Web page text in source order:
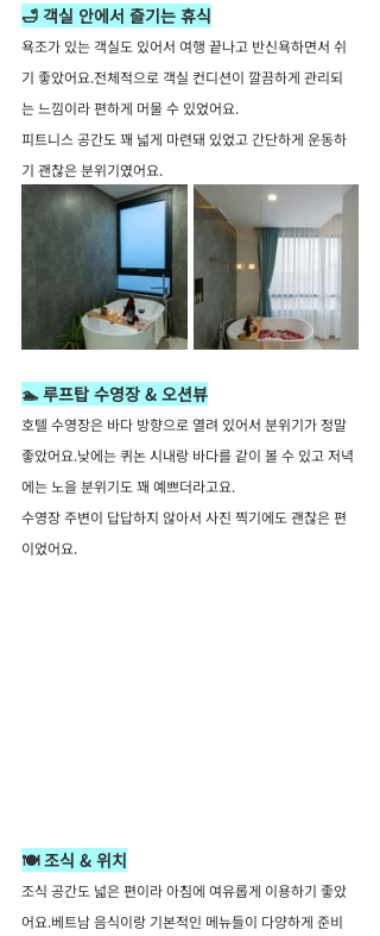
🛁 객실 안에서 즐기는 휴식
욕조가 있는 객실도 있어서 여행 끝나고 반신욕하면서 쉬
기 좋았어요.전체적으로 객실 컨디션이 깔끔하게 관리되
는 느낌이라 편하게 머물 수 있었어요.
피트니스 공간도 꽤 넓게 마련돼 있었고 간단하게 운동하
기 괜찮은 분위기였어요.
🏊 루프탑 수영장 & 오션뷰
호텔 수영장은 바다 방향으로 열려 있어서 분위기가 정말
좋았어요.낮에는 퀴논 시내랑 바다를 같이 볼 수 있고 저녁
에는 노을 분위기도 꽤 예쁘더라고요.
수영장 주변이 답답하지 않아서 사진 찍기에도 괜찮은 편
이었어요.
🍽️ 조식 & 위치
조식 공간도 넓은 편이라 아침에 여유롭게 이용하기 좋았
어요.베트남 음식이랑 기본적인 메뉴들이 다양하게 준비